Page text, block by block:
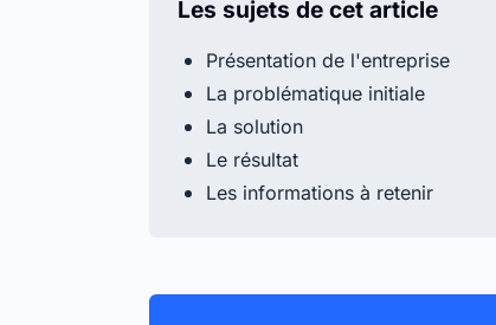
Les sujets de cet article
Présentation de l'entreprise
La problématique initiale
La solution
Le résultat
Les informations à retenir